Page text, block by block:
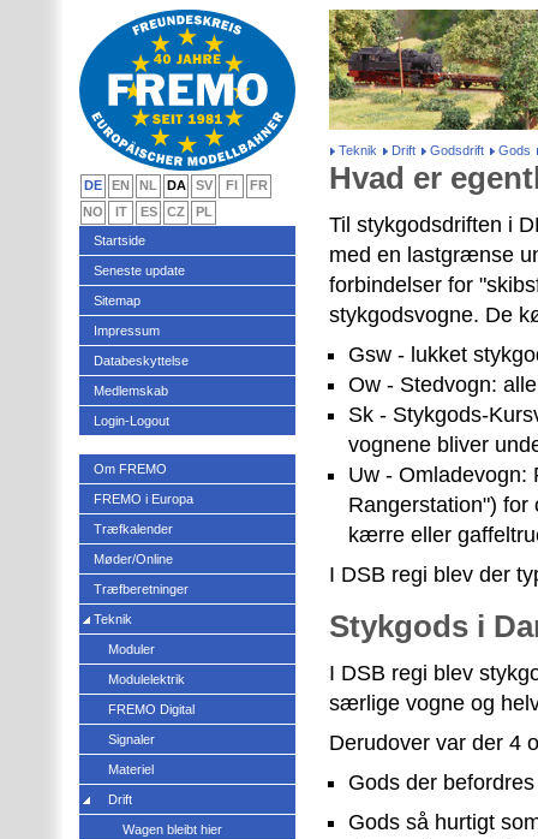
Teknik Drift Godsdrift Gods
Hvad er
Til stykgodsdriften i
med en lastgrænse
forbindelser for "
stykgodsvogne. De
Gsw - lukket
Ow - Stedvogn:
Sk - Stykgods-
vognene bliver
Uw - Omladevogn:
Rangerstation")
kærre eller
I DSB regi blev der
Stykgods i
I DSB regi blev
særlige vogne og
Derudover var der 4
Gods der
Gods så hurtigt
DE EN NL DA SV FI
FR
NO
IT ES CZ
PL
Startside
Seneste update
Sitemap
Impressum
Databeskyttelse
Medlemskab
Login-Logout
Om FREMO
FREMO i Europa
Træfkalender
Møder/Online
Træfberetninger
Teknik
Moduler
Modulelektrik
FREMO Digital
Signaler
Materiel
Drift
Wagen bleibt hier